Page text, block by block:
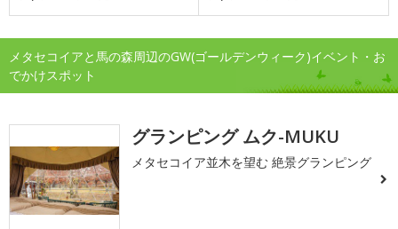
メタセコイアと馬の森周辺のGW(ゴールデンウィーク)イベント・お
でかけスポット
グランピング ムク-MUKU
メタセコイア並木を望む 絶景グランピング